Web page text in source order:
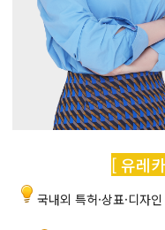
[ 유레
국내외 특허·상표·디자